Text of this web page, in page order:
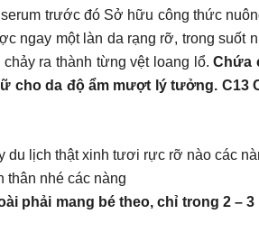
trước đó Sở hữu công thức
ngay một làn da rạng rỡ, trong
ra thành từng vệt loang lổ.Chứa
cho da độ ẩm mượt lý tưởng. C13
du lịch thật xinh tươi rực rỡ nào các
thân nhé các nàng
phải mang bé theo, chỉ trong 2 –